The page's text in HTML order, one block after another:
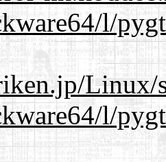
l/
Linux/
l/